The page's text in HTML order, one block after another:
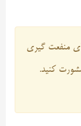
منفعت گیری
کنید.